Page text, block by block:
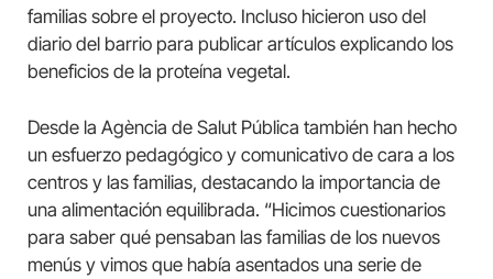
familias sobre el proyecto. Incluso hicieron uso del
diario del barrio para publicar artículos explicando los
beneficios de la proteína vegetal.
Desde la Agència de Salut Pública también han hecho
un esfuerzo pedagógico y comunicativo de cara a los
centros y las familias, destacando la importancia de
una alimentación equilibrada. “Hicimos cuestionarios
para saber qué pensaban las familias de los nuevos
menús y vimos que había asentados una serie de